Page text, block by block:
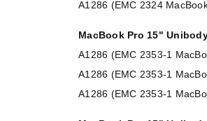
A1286 (EMC 2324
MacBook Pro 15"
A1286 (EMC 2353-1
A1286 (EMC 2353-1
A1286 (EMC 2353-1